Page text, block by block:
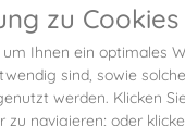
zu Cookies
Ihnen ein optimales
sind, sowie
werden. Klicken
navigieren; oder